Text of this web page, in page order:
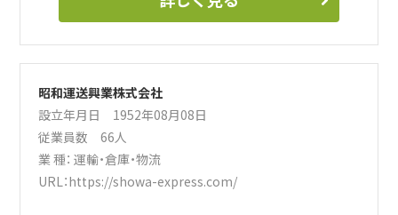
昭和運送興業株式会社
設立年月日 1952年08月08日
従業員数 66人
業 種：運輸・倉庫・物流
URL：https://showa-express.com/